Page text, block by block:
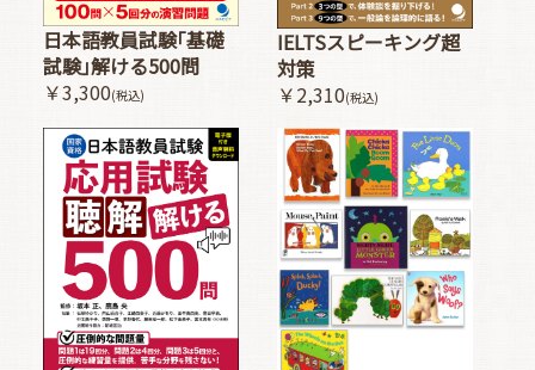
日本語教員試験｢基礎
試験｣解ける500問
￥3,300(税込)
IELTSスピーキング超
対策
￥2,310(税込)